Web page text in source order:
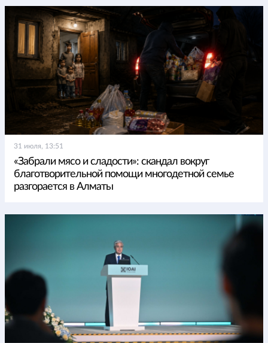
31 июля, 13:51
«Забрали мясо и сладости»: скандал вокруг
благотворительной помощи многодетной семье
разгорается в Алматы